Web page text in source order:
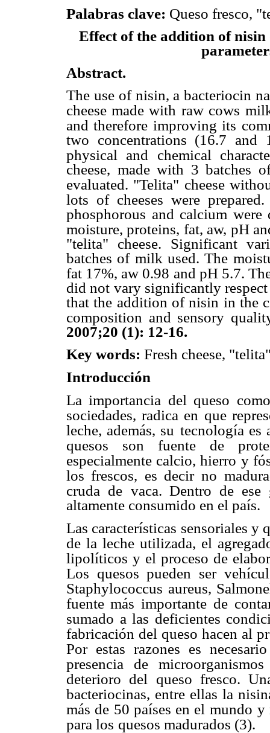
Palabras clave: Queso fresco,
Effect of the addition of nisin
Abstract.
The use of nisin, a bacteriocin
cheese made with raw cows
and therefore improving its
two concentrations (16.7
physical and chemical
cheese, made with 3 batches
evaluated. "Telita" cheese
lots of cheeses were
phosphorous and calcium
moisture, proteins, fat, aw, pH
"telita" cheese. Significant
batches of milk used. The
fat 17%, aw 0.98 and pH 5.7.
did not vary significantly
that the addition of nisin in the
composition and sensory
2007;20 (1): 12-16.
Key words: Fresh cheese,
Introducción
La importancia del queso
sociedades, radica en que
leche, además, su tecnología es
quesos son fuente de
especialmente calcio, hierro y
los frescos, es decir no
cruda de vaca. Dentro de
altamente consumido en el país.
Las características sensoriales y
de la leche utilizada, el
lipolíticos y el proceso de
Los quesos pueden ser
Staphylococcus aureus,
fuente más importante de
sumado a las deficientes
fabricación del queso hacen al
Por estas razones es necesario
presencia de
deterioro del queso fresco.
bacteriocinas, entre ellas la
más de 50 países en el mundo y
para los quesos madurados (3).